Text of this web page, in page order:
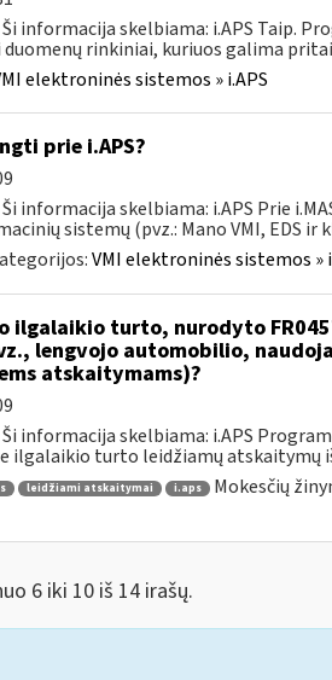
informacija skelbiama: i.APS Taip.
rinkiniai, kuriuos galima
elektroninės sistemos » i.APS
prie i.APS?
informacija skelbiama: i.APS Prie
sistemų (pvz.: Mano VMI, EDS ir
VMI elektroninės sistemos »
ilgalaikio turto, nurodyto
lengvojo automobilio,
atskaitymams)?
informacija skelbiama: i.APS
ilgalaikio turto leidžiamų atskaitymų
leidžiami atskaitymai i.aps Mokesčių
6 iki 10 iš 14 irašų.